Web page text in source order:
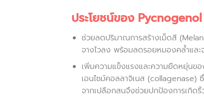
ประโยชน์ของ Pycnogenol
ช่วยลดปริมาณการสร้างเม็ดสี
จางไวลง พร้อมลดรอยหมองคล้ำแล
เพิ่มความแข็งแรงและความยืดหยุ่นข
เอนไซม์คอลลาจิเนส (collagenase)
จากเปลือกสนจึงช่วยปกป้องการเกิด